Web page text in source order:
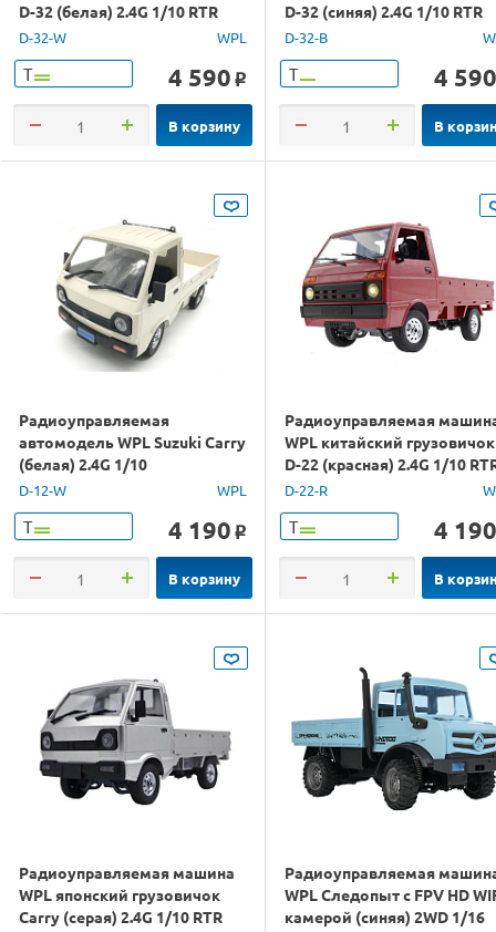
D-32 (белая) 2.4G 1/10 RTR
D-32-W WPL
Т 4 590 o
В корзину
D-32 (синяя) 2.4G 1/10 RTR
D-32-B
Т 4 590
В
Радиоуправляемая
автомодель WPL Suzuki Carry
(белая) 2.4G 1/10
D-12-W WPL
Т 4 190 o
В корзину
Радиоуправляемая
WPL китайский грузовичок
D-22 (красная) 2.4G 1/10
D-22-R
Т 4 190
В
Радиоуправляемая машина
WPL японский грузовичок
Carry (серая) 2.4G 1/10 RTR
Радиоуправляемая
WPL Следопыт с FPV HD
камерой (синяя) 2WD 1/16